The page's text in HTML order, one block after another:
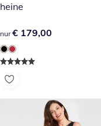
heine
€ 179,00
nur € 179,00